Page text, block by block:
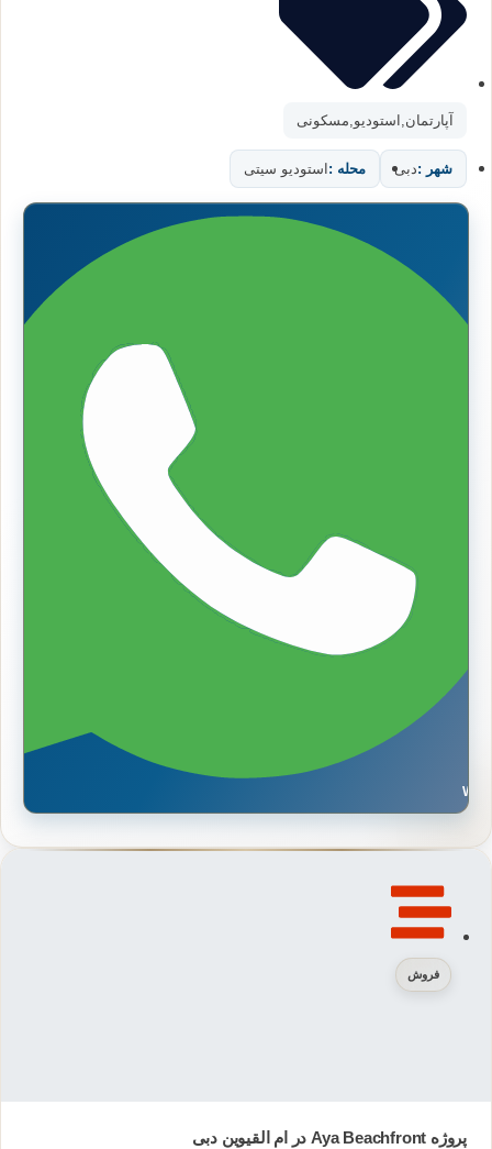
آپارتمان,استودیو ,مسکونی
شهر : دبی محله :استودیو سیتی
پروژه Aya Beachfront در ام‌ القیوین دبی
فروش